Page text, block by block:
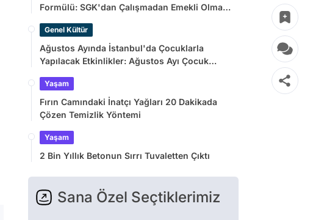
Formülü: SGK'dan Çalışmadan Emekli Olma
Genel Kültür
Ağustos Ayında İstanbul'da Çocuklarla
Yapılacak Etkinlikler: Ağustos Ayı Çocuk
Yaşam
Fırın Camındaki İnatçı Yağları 20 Dakikada
Çözen Temizlik Yöntemi
Yaşam
2 Bin Yıllık Betonun Sırrı Tuvaletten Çıktı
Sana Özel Seçtiklerimiz